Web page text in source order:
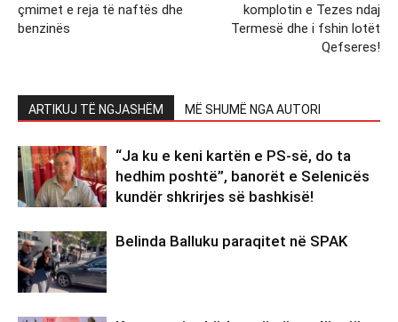
çmimet e reja të naftës dhe
benzinës
komplotin e Tezes ndaj
Termesë dhe i fshin lotët
Qefseres!
ARTIKUJ TË NGJASHËM MË SHUMË NGA AUTORI
“Ja ku e keni kartën e PS-së, do ta
hedhim poshtë”, banorët e Selenicës
kundër shkrirjes së bashkisë!
Belinda Balluku paraqitet në SPAK